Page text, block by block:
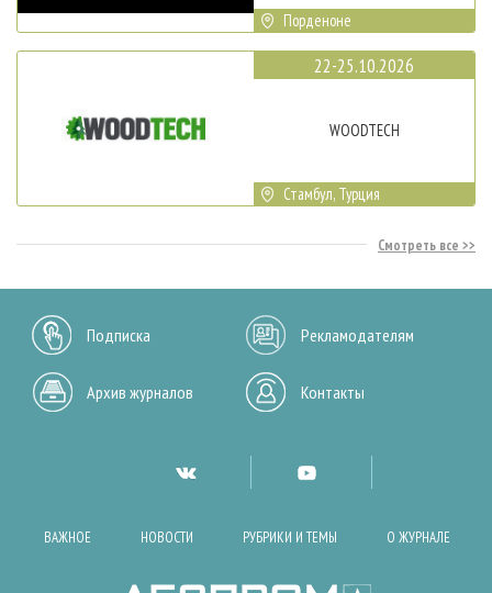
Порденоне
22-25.10.2026
WOODTECH
Стамбул, Турция
Смотреть все
Подписка Рекламодателям
Архив журналов Контакты
ВАЖНОЕ НОВОСТИ РУБРИКИ И ТЕМЫ О ЖУРНАЛЕ